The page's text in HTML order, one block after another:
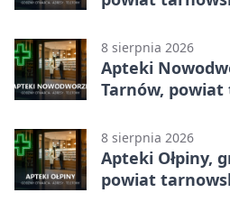
8 sierpnia 2026
Apteki
Tarnów,
8 sierpnia 2026
Apteki Ołpiny,
powiat